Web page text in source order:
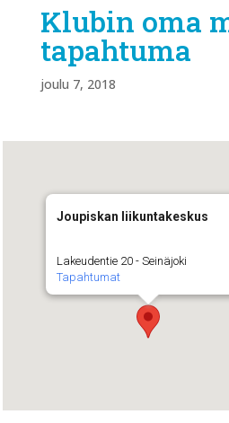
Klubin oma
tapahtuma
joulu 7, 2018
Joupiskan liikuntakeskus
Lakeudentie 20 - Seinäjoki
Tapahtumat